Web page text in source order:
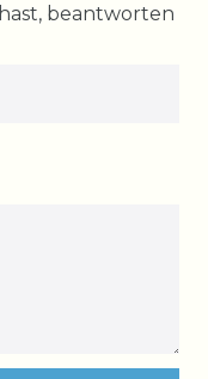
beantworten